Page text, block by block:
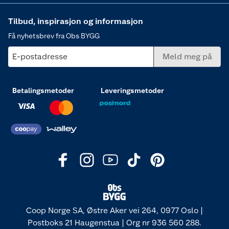
Tilbud, inspirasjon og informasjon
Få nyhetsbrev fra Obs BYGG
E-postadresse Meld meg på
Betalingsmetoder Leveringsmetoder
Coop Norge SA, Østre Aker vei 264, 0977 Oslo |
Postboks 21 Haugenstua | Org nr 936 560 288.